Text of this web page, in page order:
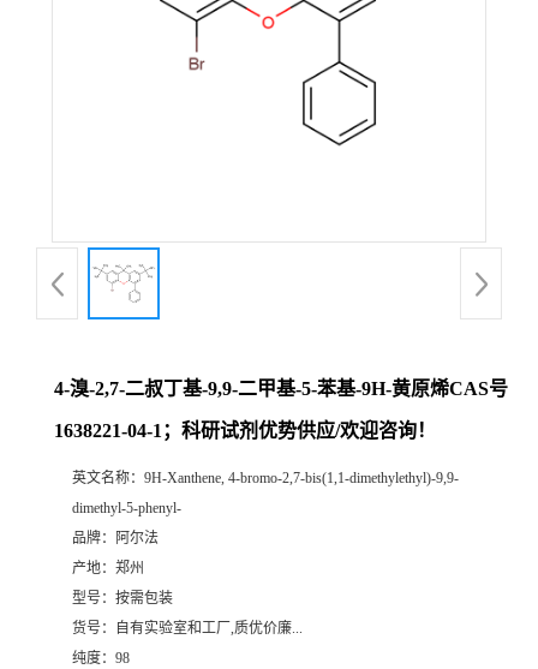
厅4-溴-2,7-二叔丁基-9,9-二甲基-5-苯基-9H-黄原烯CAS号
1638221-04-1；科研试剂优势供应/欢迎咨询！
英文名称： 9H-Xanthene, 4-bromo-2,7-bis(1,1-dimethylethyl)-9,9-
dimethyl-5-phenyl-
品牌：
阿尔法
产地： 郑州
型号： 按需包装
货号：
自有实验室和工厂,质优价廉...
纯度： 98